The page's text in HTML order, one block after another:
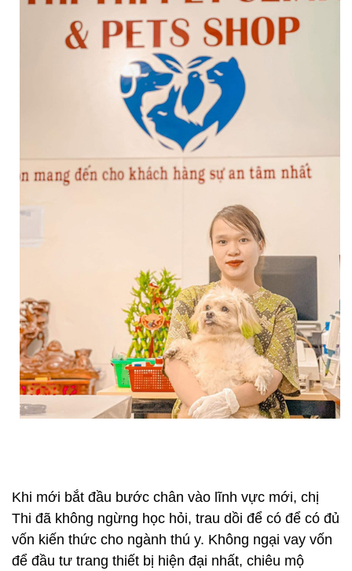
Khi mới bắt đầu bước chân vào lĩnh vực mới, chị
Thi đã không ngừng học hỏi, trau dồi để có để có đủ
vốn kiến thức cho ngành thú y. Không ngại vay vốn
để đầu tư trang thiết bị hiện đại nhất, chiêu mộ